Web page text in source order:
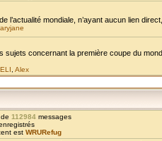
l’actualité mondiale, n’ayant aucun lien
sujets concernant la première coupe du
Alex
112984 messages
est WRURefug